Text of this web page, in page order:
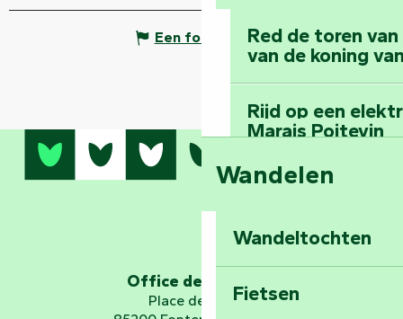
Red de toren
van de koning
Rijd op een
Marais Poitevin
Bedwing de
Ga op
Wandelen
Wandeltochten
Fietsen
Een fout melden
Office de tourisme
Place de Verdun